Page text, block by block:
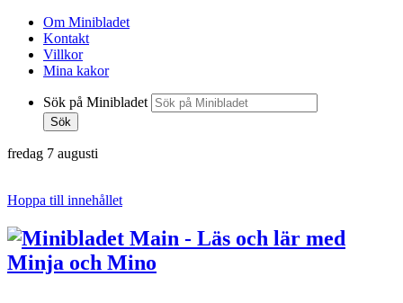
Om Minibladet
Kontakt
Villkor
Mina kakor
Sök på Minibladet
Sök
fredag 7 augusti
Hoppa till innehållet